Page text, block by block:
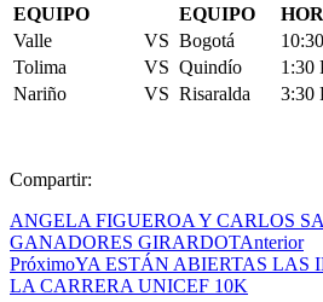
EQUIPO EQUIPO
Valle
VS Bogotá
Tolima
VS Quindío 1:30
Nariño
VS Risaralda 3:30
Compartir:
ANGELA FIGUEROA Y CARLOS
GANADORES GIRARDOTAnterior
PróximoYA ESTÁN ABIERTAS LAS
LA CARRERA UNICEF 10K